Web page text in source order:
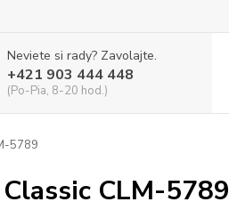
Neviete si rady? Zavolajte.
+421 903 444 448
(Po-Pia, 8-20 hod.)
5789
CLM-5789